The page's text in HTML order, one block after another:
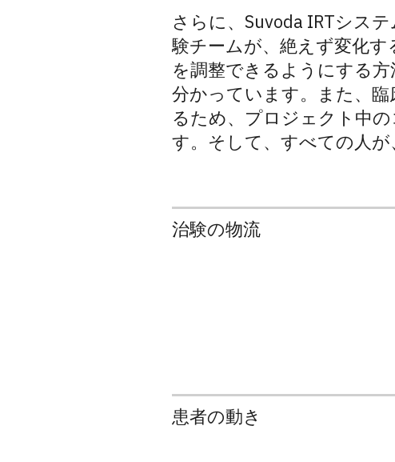
さらに、Suvoda IRTシス
験チームが、絶えず変化
を調整できるようにする
分かっています。また、
るため、プロジェクト中
す。そして、すべての人が
治験の物流
患者の動き